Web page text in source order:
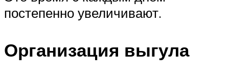
постепенно увеличивают.
Организация выгула